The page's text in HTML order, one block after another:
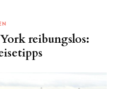
reibungslos: